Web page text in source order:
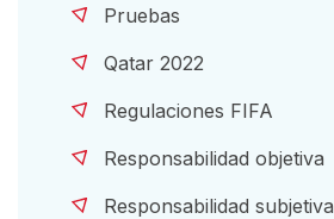
Pruebas
Qatar 2022
Regulaciones FIFA
Responsabilidad objetiva
Responsabilidad subjetiva